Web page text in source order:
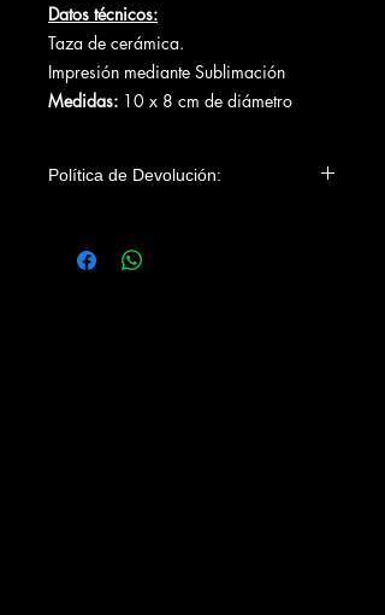
Datos técnicos:
Taza de cerámica.
Impresión mediante Sublimación
Medidas: 10 x 8 cm de diámetro
Política de Devolución:
baja demanda, ni Llobregat Blanc i
Blau ni Camisetas de Cine aceptarán